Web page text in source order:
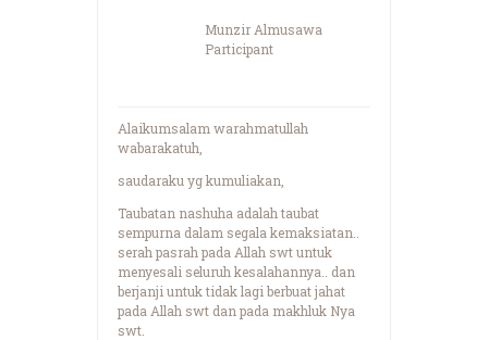
Munzir Almusawa
Participant
Alaikumsalam warahmatullah
wabarakatuh,
saudaraku yg kumuliakan,
Taubatan nashuha adalah taubat
sempurna dalam segala kemaksiatan..
serah pasrah pada Allah swt untuk
menyesali seluruh kesalahannya.. dan
berjanji untuk tidak lagi berbuat jahat
pada Allah swt dan pada makhluk Nya
swt.